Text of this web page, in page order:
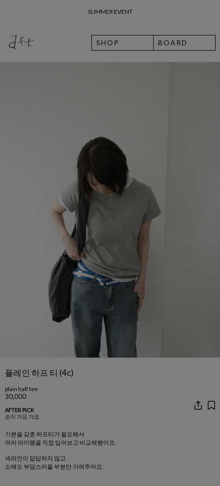
26 여름 휴가 안내
SHOP BOARD
플레인 하프 티 (4c)
plain half tee
30,000
AFTER PICK
손이 가요 가요
기본을 갖춘 하프티가 필요해서
여러 아이템을 직접 입어보고 비교해봤어요.
넥라인이 답답하지 않고
소매도 부담스러울 부분만 가려주어요.